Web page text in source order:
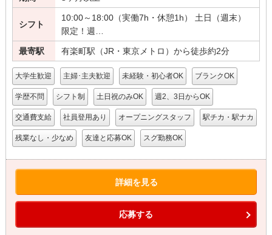
シフト
10:00～18:00（実働7h・休憩1h） 土日（週末）
限定！週…
最寄駅 有楽町駅（JR・東京メトロ）から徒歩約2分
大学生歓迎 主婦･主夫歓迎 未経験・初心者OK ブランクOK
学歴不問 シフト制 土日祝のみOK 週2、3日からOK
交通費支給 社員登用あり オープニングスタッフ 駅チカ・駅ナカ
残業なし・少なめ 友達と応募OK スグ勤務OK
詳細を見る
応募する